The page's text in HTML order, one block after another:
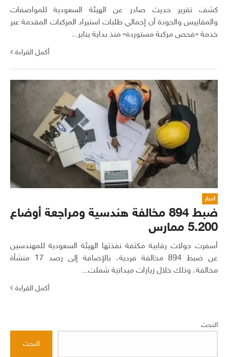
كشف تقرير حديث صادر عن الهيئة السعودية للمواصفات
والمقاييس والجودة أن إجمالي طلبات استيراد المركبات المقدمة عبر
خدمة «فحص مركبة مستوردة» منذ بداية يناير...
أكمل القراءة
اخبار
ضبط 894 مخالفة هندسية ومراجعة أوضاع
5.200 ممارس
أسفرت جولات رقابية مكثفة نفذتها الهيئة السعودية للمهندسين
عن ضبط 894 مخالفة فردية، بالإضافة إلى رصد 17 منشأة
مخالفة، وذلك خلال زيارات ميدانية شملت...
أكمل القراءة
البحث
البحث